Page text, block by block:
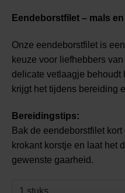
Eendeborstfilet – mals en
Onze eendeborstfilet is
keuze voor liefhebbers
delicate vetlaagje behoudt
krijgt het tijdens bereiding
Bereidingstips:
Bak de eendeborstfilet
krokant korstje en laat het
gewenste gaarheid.